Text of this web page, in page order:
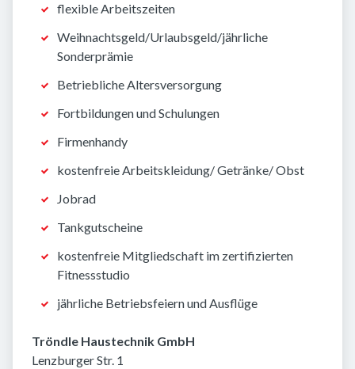
flexible Arbeitszeiten
Weihnachtsgeld/Urlaubsgeld/jährliche
Sonderprämie
Betriebliche Altersversorgung
Fortbildungen und Schulungen
Firmenhandy
kostenfreie Arbeitskleidung/ Getränke/ Obst
Jobrad
Tankgutscheine
kostenfreie Mitgliedschaft im zertifizierten
Fitnessstudio
jährliche Betriebsfeiern und Ausflüge
Tröndle Haustechnik GmbH
Lenzburger Str. 1